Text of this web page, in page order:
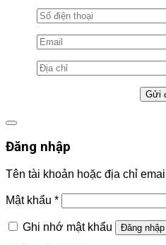
Đăng nhập
Tên tài khoản hoặc địa chỉ email
Mật khẩu *
Ghi nhớ mật khẩu Đăng nhập